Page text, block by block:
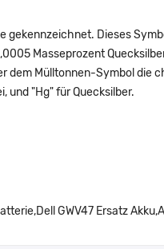
gekennzeichnet. Dieses
Masseprozent
dem Mülltonnen-Symbol die
und "Hg" für Quecksilber.
GWV47 Ersatz